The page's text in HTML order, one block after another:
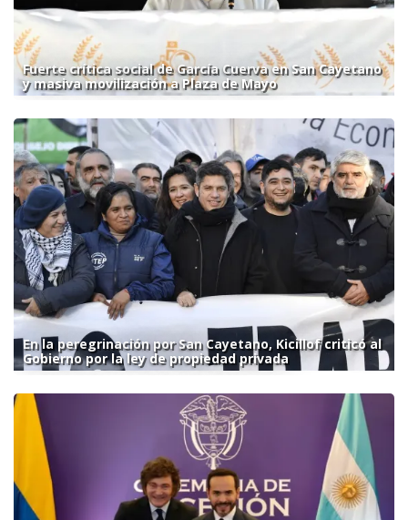
Fuerte crítica social de García Cuerva en San Cayetano
y masiva movilización a Plaza de Mayo
En la peregrinación por San Cayetano, Kicillof criticó al
Gobierno por la ley de propiedad privada